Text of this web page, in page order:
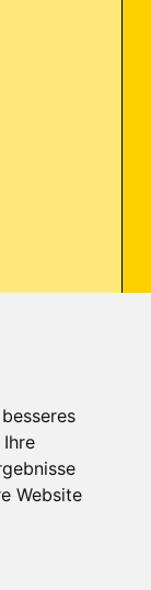
Website
ein cmd-
-Nach oben